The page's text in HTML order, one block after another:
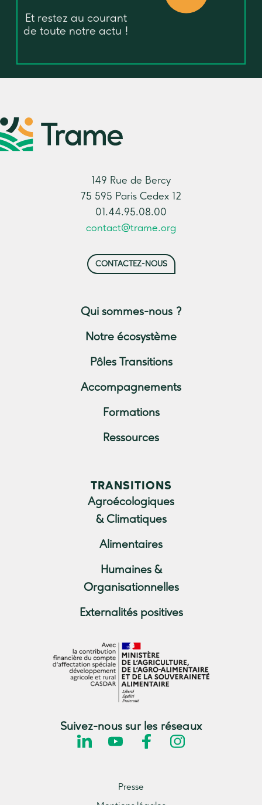
Et restez au courant
de toute notre actu !
149 Rue de Bercy
75 595 Paris Cedex 12
01.44.95.08.00
contact@trame.org
CONTACTEZ-NOUS
Qui sommes-nous ?
Notre écosystème
Pôles Transitions
Accompagnements
Formations
Ressources
TRANSITIONS
Agroécologiques
& Climatiques
Alimentaires
Humaines &
Organisationnelles
Externalités positives
Suivez-nous sur les réseaux
Presse